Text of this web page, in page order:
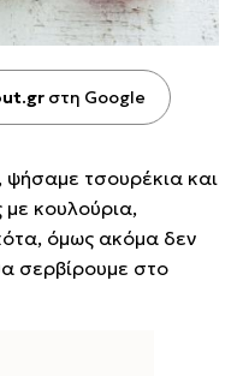
στη Google
, ψήσαμε τσουρέκια και
με κουλούρια,
όμως ακόμα δεν
σερβίρουμε στο